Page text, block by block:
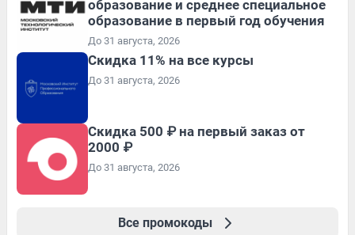
образование и среднее специальное
образование в первый год обучения
До 31 августа, 2026
Скидка 11% на все курсы
До 31 августа, 2026
Скидка 500 ₽ на первый заказ от
2000 ₽
До 31 августа, 2026
Все промокоды